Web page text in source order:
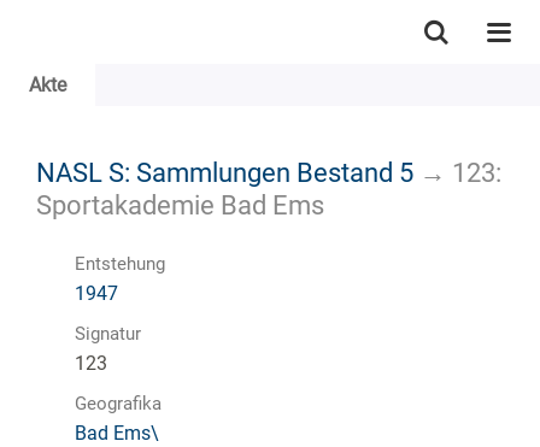
Akte
NASL S: Sammlungen Bestand 5 → 123:
Sportakademie Bad Ems
Entstehung
1947
Signatur
123
Geografika
Bad Ems\